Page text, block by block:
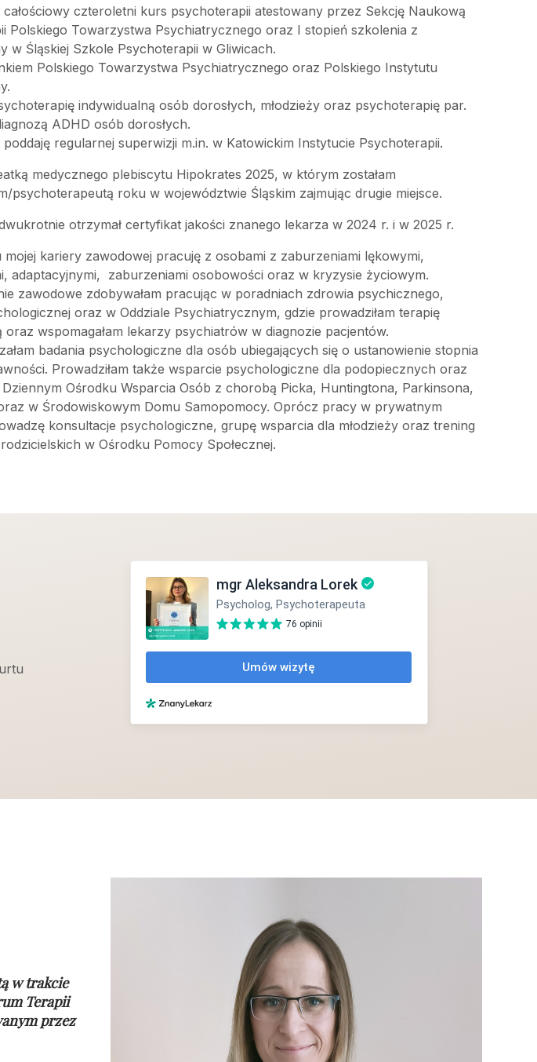
całościowy czteroletni kurs psychoterapii atestowany przez Sekcję Naukową
Polskiego Towarzystwa Psychiatrycznego oraz I stopień szkolenia z
w Śląskiej Szkole Psychoterapii w Gliwicach.
Polskiego Towarzystwa Psychiatrycznego oraz Polskiego Instytutu
indywidualną osób dorosłych, młodzieży oraz psychoterapię par.
ADHD osób dorosłych.
regularnej superwizji m.in. w Katowickim Instytucie Psychoterapii.
medycznego plebiscytu Hipokrates 2025, w którym zostałam
psychoterapeutą roku w województwie Śląskim zajmując drugie miejsce.
otrzymał certyfikat jakości znanego lekarza w 2024 r. i w 2025 r.
mojej kariery zawodowej pracuję z osobami z zaburzeniami lękowymi,
adaptacyjnymi, zaburzeniami osobowości oraz w kryzysie życiowym.
zawodowe zdobywałam pracując w poradniach zdrowia psychicznego,
oraz w Oddziale Psychiatrycznym, gdzie prowadziłam terapię
oraz wspomagałam lekarzy psychiatrów w diagnozie pacjentów.
badania psychologiczne dla osób ubiegających się o ustanowienie stopnia
Prowadziłam także wsparcie psychologiczne dla podopiecznych oraz
Ośrodku Wsparcia Osób z chorobą Picka, Huntingtona, Parkinsona,
w Środowiskowym Domu Samopomocy. Oprócz pracy w prywatnym
konsultacje psychologiczne, grupę wsparcia dla młodzieży oraz trening
w Ośrodku Pomocy Społecznej.
w trakcie
Terapii
przez